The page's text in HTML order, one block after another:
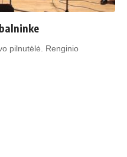
pilnutėlė. Renginio